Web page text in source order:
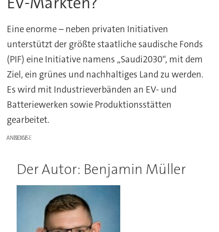
Eine enorme – neben privaten Initiativen
unterstützt der größte staatliche saudische Fonds
(PIF) eine Initiative namens „Saudi2030“, mit dem
Ziel, ein grünes und nachhaltiges Land zu werden.
Es wird mit Industrieverbänden an EV- und
Batteriewerken sowie Produktionsstätten
gearbeitet.
ANZEIGE
Der Autor: Benjamin Müller